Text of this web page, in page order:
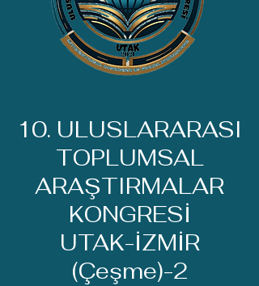
10. ULUSLARARASI
TOPLUMSAL
ARAŞTIRMALAR
KONGRESİ
UTAK-İZMİR
(Çeşme)-2